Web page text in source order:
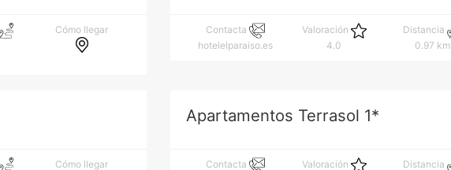
Cómo llegar
Contacta
hotelelparaiso.es
Valoración
4.0
Distancia
0.97 km
Cómo llegar
Apartamentos Terrasol 1*
Contacta
Valoración
Distancia